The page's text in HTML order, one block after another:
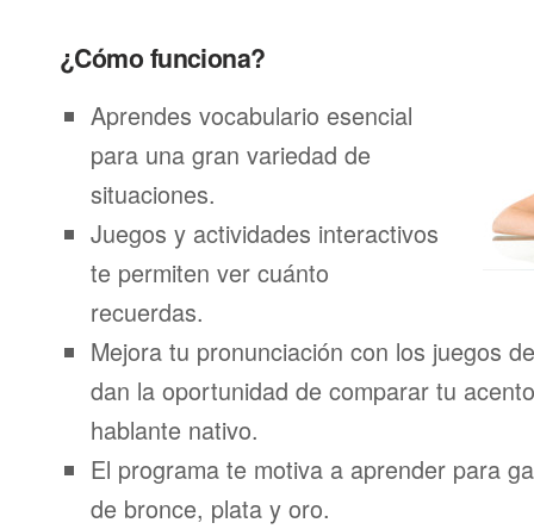
¿Cómo funciona?
Aprendes vocabulario esencial
para una gran variedad de
situaciones.
Juegos y actividades interactivos
te permiten ver cuánto
recuerdas.
Mejora tu pronunciación con los juegos
dan la oportunidad de comparar tu
hablante nativo.
El programa te motiva a aprender para
de bronce, plata y oro.